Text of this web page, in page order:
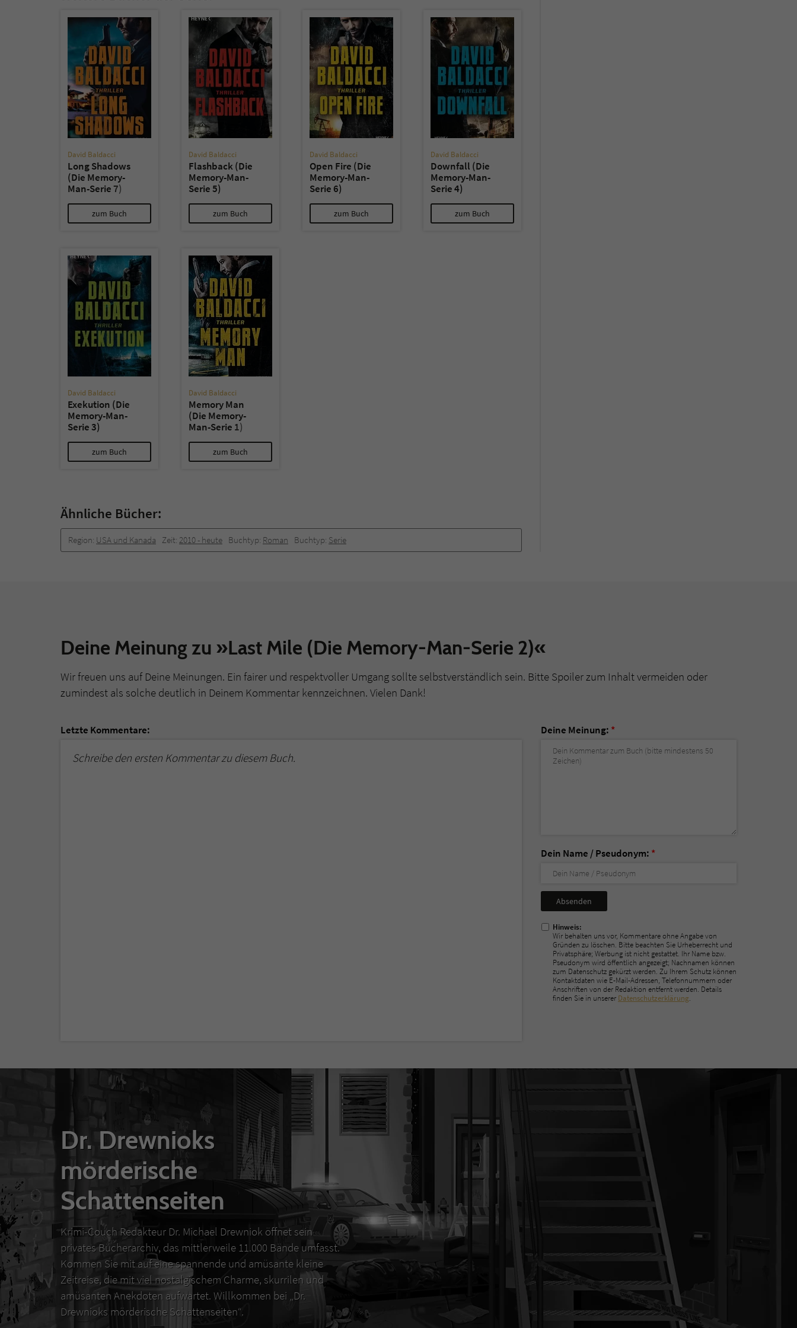
David Baldacci
Long Shadows
(Die Memory-
Man-Serie 7)
zum Buch
David Baldacci
Flashback (Die
Memory-Man-
Serie 5)
zum Buch
David Baldacci
Open Fire (Die
Memory-Man-
Serie 6)
zum Buch
David Baldacci
Downfall (Die
Memory-Man-
Serie 4)
zum Buch
David Baldacci
Exekution (Die
Memory-Man-
Serie 3)
zum Buch
David Baldacci
Memory Man
(Die Memory-
Man-Serie 1)
zum Buch
Ähnliche Bücher:
Region: USA und Kanada Zeit: 2010 -­ heute Buchtyp: Roman Buchtyp: Serie
Deine Meinung zu »Last Mile (Die Memory-Man-Serie 2)«
Wir freuen uns auf Deine Meinungen. Ein fairer und respektvoller Umgang sollte selbstverständlich sein. Bitte Spoiler zum Inhalt vermeiden oder
zumindest als solche deutlich in Deinem Kommentar kennzeichnen. Vielen Dank!
Letzte Kommentare:
Schreibe den ersten Kommentar zu diesem Buch.
Deine Meinung: *
Dein Name / Pseudonym: *
Nicht
ausfüllen!
Hinweis:
Wir behalten uns vor, Kommentare ohne Angabe von
Gründen zu löschen. Bitte beachten Sie Urheberrecht und
Privatsphäre; Werbung ist nicht gestattet. Ihr Name bzw.
Pseudonym wird öffentlich angezeigt; Nachnamen können
zum Datenschutz gekürzt werden. Zu Ihrem Schutz können
Kontaktdaten wie E-Mail-Adressen, Telefonnummern oder
Anschriften von der Redaktion entfernt werden. Details
finden Sie in unserer Datenschutzerklärung.
Dr. Drewnioks
mörderische
Schattenseiten
Krimi-Couch Redakteur Dr. Michael Drewniok öffnet sein
privates Bücherarchiv, das mittlerweile 11.000 Bände umfasst.
Kommen Sie mit auf eine spannende und amüsante kleine
Zeitreise, die mit viel nostalgischem Charme, skurrilen und
amüsanten Anekdoten aufwartet. Willkommen bei „Dr.
Drewnioks mörderische Schattenseiten“.